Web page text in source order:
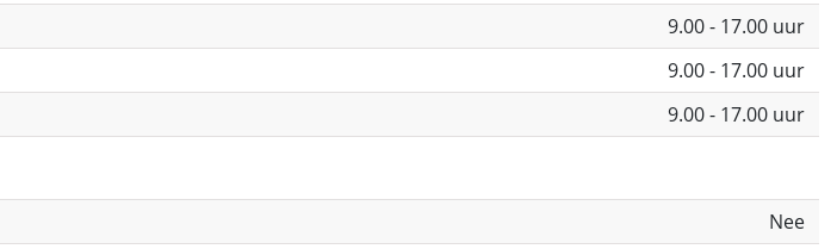
9.00 - 17.00 uur
9.00 - 17.00 uur
9.00 - 17.00 uur
Nee